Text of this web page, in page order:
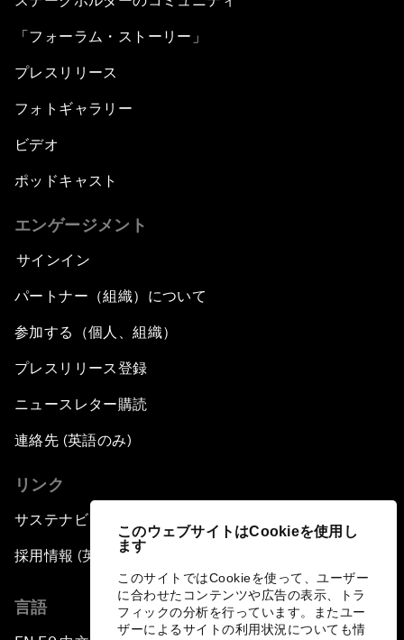
このウェブサイトはCookieを使用し
ます
このサイトではCookieを使って、ユーザー
に合わせたコンテンツや広告の表示、トラ
フィックの分析を行っています。またユー
ザーによるサイトの利用状況についても情
「フォーラム・ストーリー」
プレスリリース
フォトギャラリー
ビデオ
ポッドキャスト
エンゲージメント
サインイン
パートナー（組織）について
参加する（個人、組織）
プレスリリース登録
ニュースレター購読
連絡先 (英語のみ)
リンク
サステナビリティへの取り組み
採用情報 (英語のみ)
言語